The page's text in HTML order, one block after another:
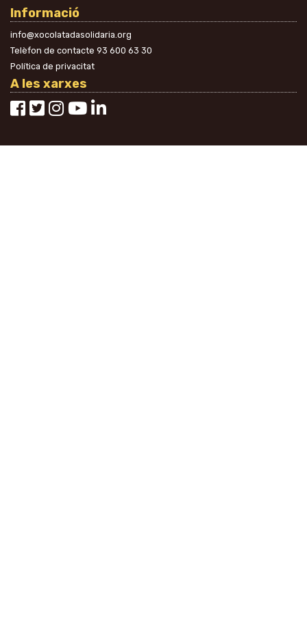
Informació
info@xocolatadasolidaria.org
Telèfon de contacte 93 600 63 30
Política de privacitat
A les xarxes